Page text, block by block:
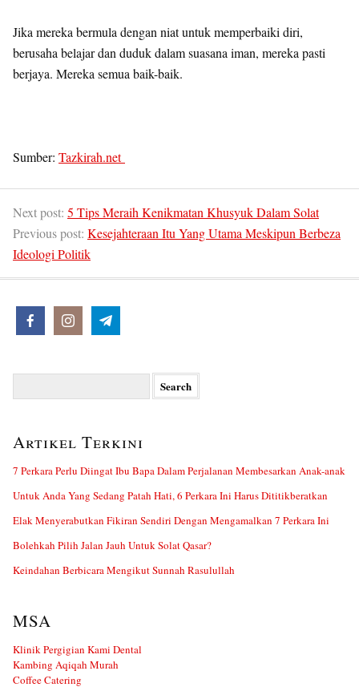
Jika mereka bermula dengan niat untuk memperbaiki diri,
berusaha belajar dan duduk dalam suasana iman, mereka pasti
berjaya. Mereka semua baik-baik.
Sumber: Tazkirah.net
Next post: 5 Tips Meraih Kenikmatan Khusyuk Dalam Solat
Previous post: Kesejahteraan Itu Yang Utama Meskipun Berbeza
Ideologi Politik
Artikel Terkini
7 Perkara Perlu Diingat Ibu Bapa Dalam Perjalanan Membesarkan Anak-anak
Untuk Anda Yang Sedang Patah Hati, 6 Perkara Ini Harus Dititikberatkan
Elak Menyerabutkan Fikiran Sendiri Dengan Mengamalkan 7 Perkara Ini
Bolehkah Pilih Jalan Jauh Untuk Solat Qasar?
Keindahan Berbicara Mengikut Sunnah Rasulullah
MSA
Klinik Pergigian Kami Dental
Kambing Aqiqah Murah
Coffee Catering